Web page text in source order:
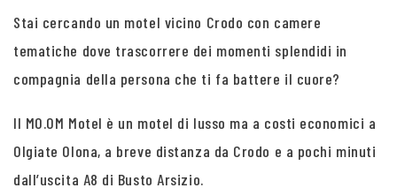
Stai cercando un motel vicino Crodo con camere
tematiche dove trascorrere dei momenti splendidi in
compagnia della persona che ti fa battere il cuore?
Il MO.OM Motel è un motel di lusso ma a costi economici a
Olgiate Olona, a breve distanza da Crodo e a pochi minuti
dall’uscita A8 di Busto Arsizio.